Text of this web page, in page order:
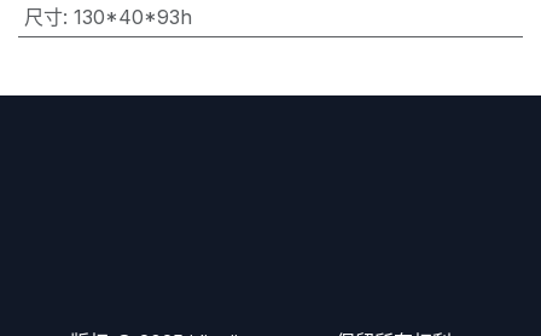
尺寸: 130*40*93h